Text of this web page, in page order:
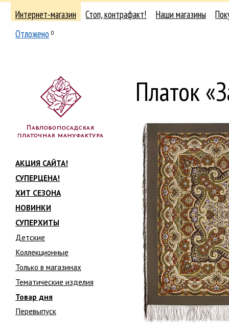
Интернет-магазин Стоп, контрафакт! Наши магазины
Отложено 0
АКЦИЯ САЙТА!
СУПЕРЦЕНА!
ХИТ СЕЗОНА
НОВИНКИ
СУПЕРХИТЫ
Детские
Коллекционные
Только в магазинах
Тематические изделия
Товар дня
Перевыпуск
Платок